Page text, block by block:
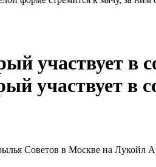
Советов в Москве на Лукойл